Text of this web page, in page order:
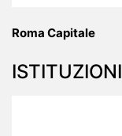
Roma Capitale
ISTITUZIONI